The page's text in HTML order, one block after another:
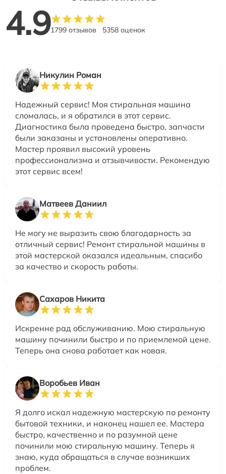
4.91799 отзывов 5358 оценок
Никулин Роман
Надежный сервис! Моя стиральная машина
сломалась, и я обратился в этот сервис.
Диагностика была проведена быстро, запчасти
были заказаны и установлены оперативно.
Мастер проявил высокий уровень
профессионализма и отзывчивости. Рекомендую
этот сервис всем!
Матвеев Даниил
Не могу не выразить свою благодарность за
отличный сервис! Ремонт стиральной машины в
этой мастерской оказался идеальным, спасибо
за качество и скорость работы.
Сахаров Никита
Искренне рад обслуживанию. Мою стиральную
машину починили быстро и по приемлемой цене.
Теперь она снова работает как новая.
Воробьев Иван
Я долго искал надежную мастерскую по ремонту
бытовой техники, и наконец нашел ее. Мастера
быстро, качественно и по разумной цене
починили мою стиральную машину. Теперь я
знаю, куда обращаться в случае возникших
проблем.